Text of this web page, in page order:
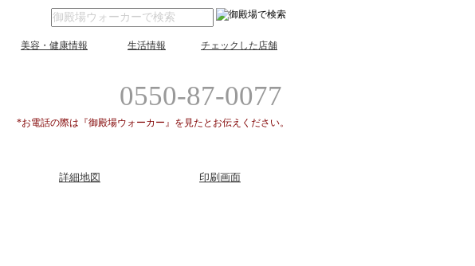
美容・健康情報 生活情報 チェックした店舗
0550-87-0077
*お電話の際は『御殿場ウォーカー』を見たとお伝えください。
詳細地図 印刷画面